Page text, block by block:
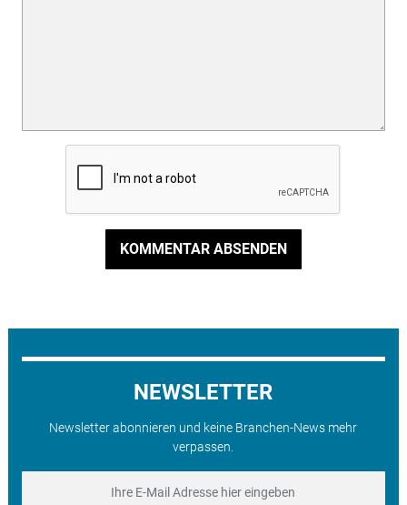
KOMMENTAR ABSENDEN
NEWSLETTER
Newsletter abonnieren und keine Branchen-News mehr
verpassen.